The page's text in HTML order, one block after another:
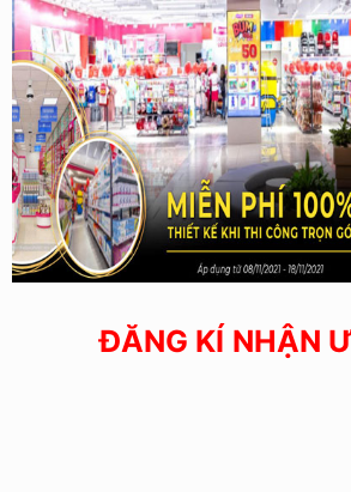
ĐĂNG KÍ NHẬN